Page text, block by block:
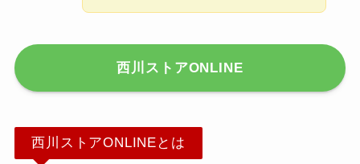
西川ストアONLINE
西川ストアONLINEとは